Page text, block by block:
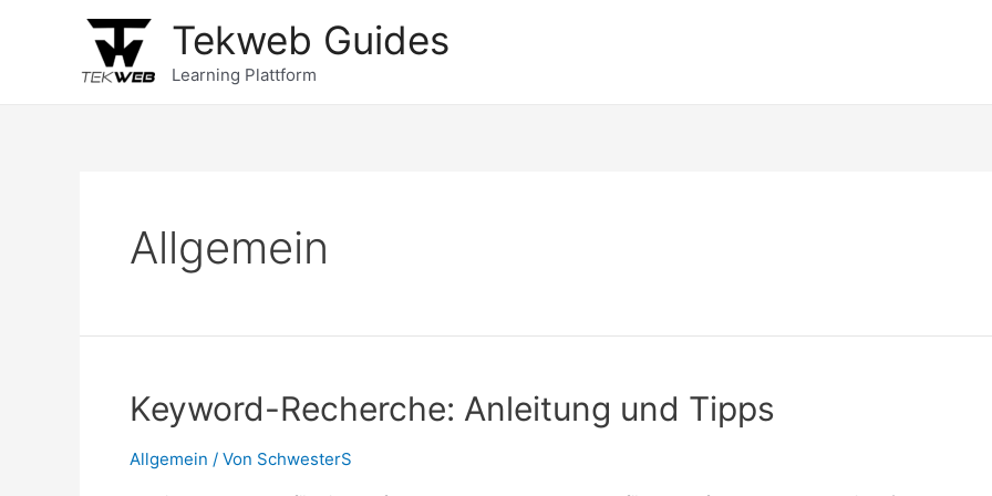
Tekweb Guides
Learning Plattform
Allgemein
Keyword-Recherche: Anleitung und Tipps
Allgemein / Von SchwesterS